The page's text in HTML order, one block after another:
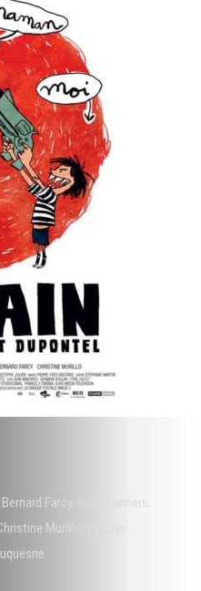
Bernard Farcy Bouli Lanners,
Murillo